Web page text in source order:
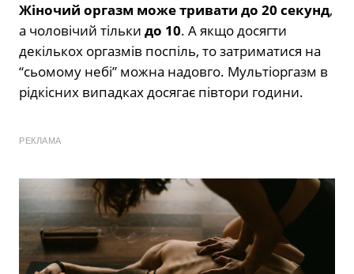
Жіночий оргазм може тривати до 20 секунд,
а чоловічий тільки до 10. А якщо досягти
декількох оргазмів поспіль, то затриматися на
“сьомому небі” можна надовго. Мультіоргазм в
рідкісних випадках досягає півтори години.
РЕКЛАМА